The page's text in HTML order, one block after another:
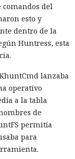
de la carga útil
un
de
los
de
de manejo de
de archivos tipo
de
y Gatsby
director general
de
del
esto y
dentro de la
Huntress, esta
lanzaba
operativo
a la tabla
de
permitía
para